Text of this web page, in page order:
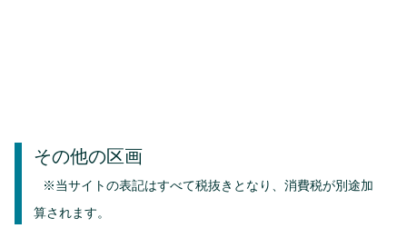
その他の区画
※当サイトの表記はすべて税抜きとなり、消費税が別途加
算されます。